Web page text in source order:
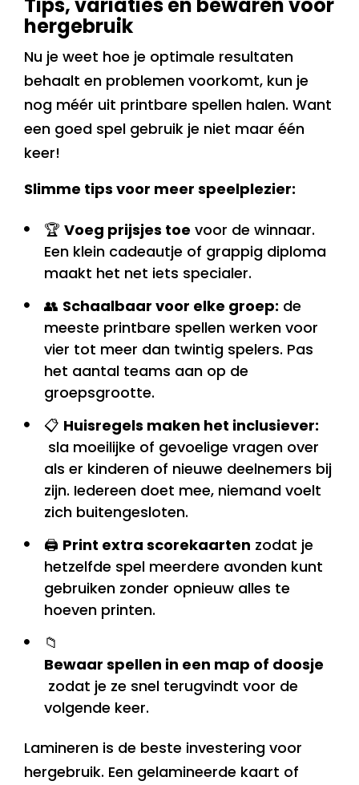
Tips, variaties en bewaren voor
hergebruik
Nu je weet hoe je optimale resultaten
behaalt en problemen voorkomt, kun je
nog méér uit printbare spellen halen. Want
een goed spel gebruik je niet maar één
keer!
Slimme tips voor meer speelplezier:
🏆 Voeg prijsjes toe voor de winnaar.
Een klein cadeautje of grappig diploma
maakt het net iets specialer.
👥 Schaalbaar voor elke groep: de
meeste printbare spellen werken voor
vier tot meer dan twintig spelers. Pas
het aantal teams aan op de
groepsgrootte.
📋 Huisregels maken het inclusiever:
sla moeilijke of gevoelige vragen over
als er kinderen of nieuwe deelnemers bij
zijn. Iedereen doet mee, niemand voelt
zich buitengesloten.
🖨️ Print extra scorekaarten zodat je
hetzelfde spel meerdere avonden kunt
gebruiken zonder opnieuw alles te
hoeven printen.
📁
Bewaar spellen in een map of doosje
zodat je ze snel terugvindt voor de
volgende keer.
Lamineren is de beste investering voor
hergebruik. Een gelamineerde kaart of